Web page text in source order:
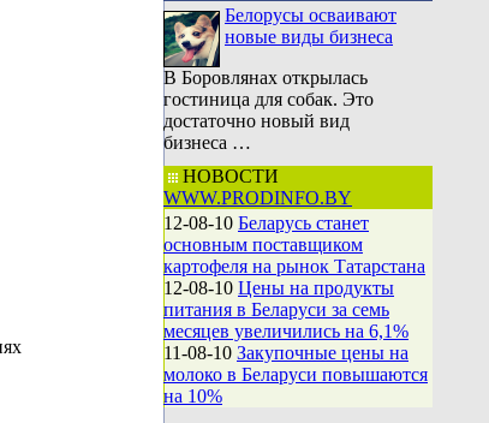
Белорусы осваивают
новые виды бизнеса
В Боровлянах открылась
гостиница для собак. Это
достаточно новый вид
бизнеса …
НОВОСТИ
WWW.PRODINFO.BY
12-08-10 Беларусь станет
основным поставщиком
картофеля на рынок Татарстана
12-08-10 Цены на продукты
питания в Беларуси за семь
месяцев увеличились на 6,1%
11-08-10 Закупочные цены на
молоко в Беларуси повышаются
на 10%